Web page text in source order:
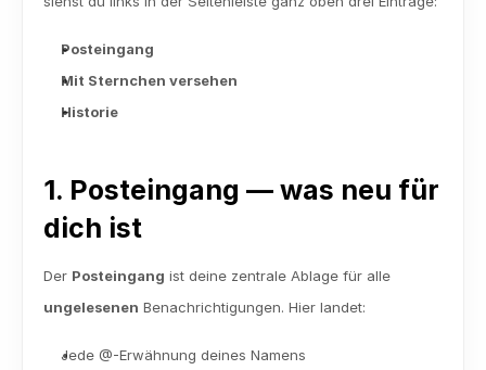
Posteingang
Mit Sternchen versehen
Historie
1. Posteingang — was neu für
dich ist
Der Posteingang
ungelesenen Benachrichtigungen. Hier landet:
Jede @-Erwähnung deines Namens